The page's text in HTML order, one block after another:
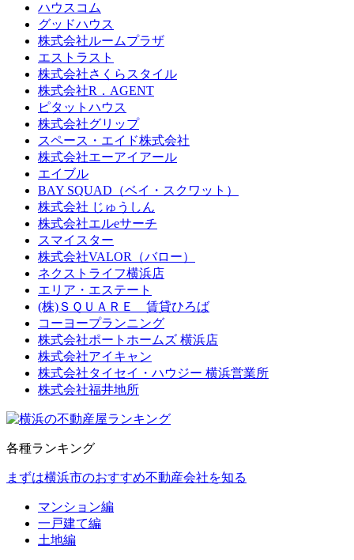
ハウスコム
グッドハウス
株式会社ルームプラザ
エストラスト
株式会社さくらスタイル
株式会社R．AGENT
ピタットハウス
株式会社グリップ
スペース・エイド株式会社
株式会社エーアイアール
エイブル
BAY SQUAD（ベイ・スクワット）
株式会社 じゅうしん
株式会社エルeサーチ
スマイスター
株式会社VALOR（バロー）
ネクストライフ横浜店
エリア・エステート
(株)ＳＱＵＡＲＥ 賃貸ひろば
コーヨープランニング
株式会社ポートホームズ 横浜店
株式会社アイキャン
株式会社タイセイ・ハウジー 横浜営業所
株式会社福井地所
各種ランキング
まずは横浜市のおすすめ不動産会社を知る
マンション編
一戸建て編
土地編